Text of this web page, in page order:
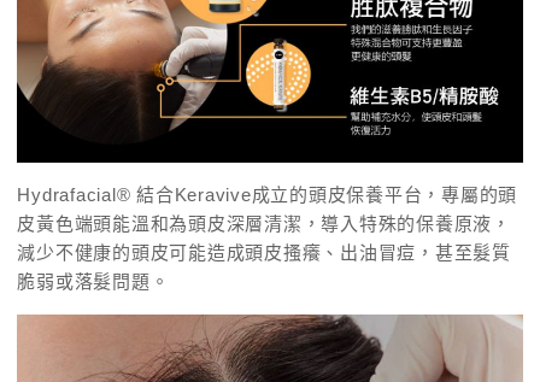
Hydrafacial® 結合Keravive成立的頭皮保養平台，專屬的頭
皮黃色端頭能溫和為頭皮深層清潔，導入特殊的保養原液，
減少不健康的頭皮可能造成頭皮搔癢、出油冒痘，甚至髮質
脆弱或落髮問題。